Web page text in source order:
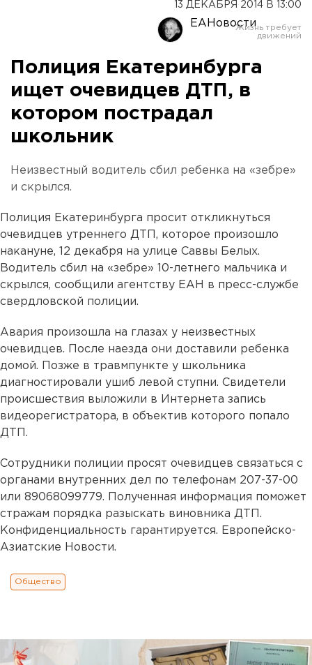
13 ДЕКАБРЯ 2014 В 13:00
ЕАНовости
Полиция Екатеринбурга
ищет очевидцев ДТП, в
котором пострадал
школьник
Неизвестный водитель сбил ребенка на «зебре»
и скрылся.
Полиция Екатеринбурга просит откликнуться
очевидцев утреннего ДТП, которое произошло
накануне, 12 декабря на улице Саввы Белых.
Водитель сбил на «зебре» 10-летнего мальчика и
скрылся, сообщили агентству ЕАН в пресс-службе
свердловской полиции.
Авария произошла на глазах у неизвестных
очевидцев. После наезда они доставили ребенка
домой. Позже в травмпункте у школьника
диагностировали ушиб левой ступни. Свидетели
происшествия выложили в Интернета запись
видеорегистратора, в объектив которого попало
ДТП.
Сотрудники полиции просят очевидцев связаться с
органами внутренних дел по телефонам 207-37-00
или 89068099779. Полученная информация поможет
стражам порядка разыскать виновника ДТП.
Конфиденциальность гарантируется. Европейско-
Азиатские Новости.
Общество